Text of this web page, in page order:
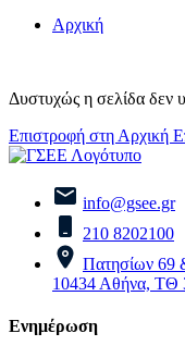
Αρχική
Δυστυχώς η σελίδα δεν
Επιστροφή στη Αρχική
info@gsee.gr
210 8202100
Πατησίων 69
10434 Αθήνα, ΤΘ
Ενημέρωση